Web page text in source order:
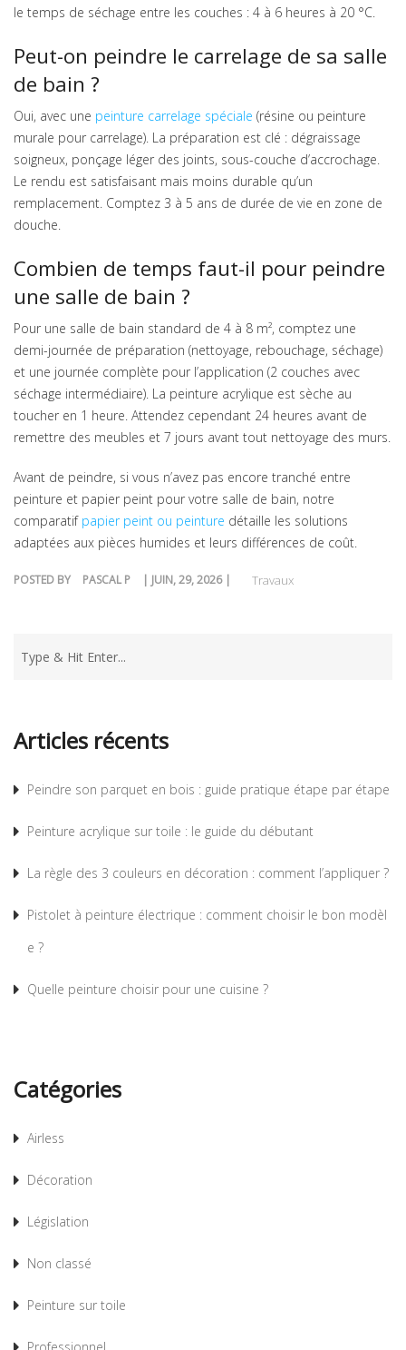
le temps de séchage entre les couches : 4 à 6 heures à 20 °C.
Peut-on peindre le carrelage de sa salle
de bain ?
Oui, avec une peinture carrelage spéciale (résine ou peinture
murale pour carrelage). La préparation est clé : dégraissage
soigneux, ponçage léger des joints, sous-couche d’accrochage.
Le rendu est satisfaisant mais moins durable qu’un
remplacement. Comptez 3 à 5 ans de durée de vie en zone de
douche.
Combien de temps faut-il pour peindre
une salle de bain ?
Pour une salle de bain standard de 4 à 8 m², comptez une
demi-journée de préparation (nettoyage, rebouchage, séchage)
et une journée complète pour l’application (2 couches avec
séchage intermédiaire). La peinture acrylique est sèche au
toucher en 1 heure. Attendez cependant 24 heures avant de
remettre des meubles et 7 jours avant tout nettoyage des murs.
Avant de peindre, si vous n’avez pas encore tranché entre
peinture et papier peint pour votre salle de bain, notre
comparatif papier peint ou peinture détaille les solutions
adaptées aux pièces humides et leurs différences de coût.
POSTED BY PASCAL P | JUIN, 29, 2026 | Travaux
Articles récents
Peindre son parquet en bois : guide pratique étape par étape
Peinture acrylique sur toile : le guide du débutant
La règle des 3 couleurs en décoration : comment l’appliquer ?
Pistolet à peinture électrique : comment choisir le bon modèl
e ?
Quelle peinture choisir pour une cuisine ?
Catégories
Airless
Décoration
Législation
Non classé
Peinture sur toile
Professionnel